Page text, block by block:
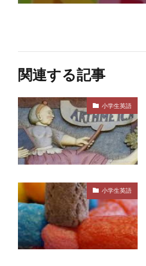
関連する記事
小学生英語
小学生英語